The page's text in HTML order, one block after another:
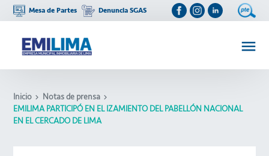
Mesa de Partes Denuncia SGAS
Inicio
Notas de prensa
EMILIMA PARTICIPÓ EN EL IZAMIENTO DEL PABELLÓN NACIONAL
EN EL CERCADO DE LIMA